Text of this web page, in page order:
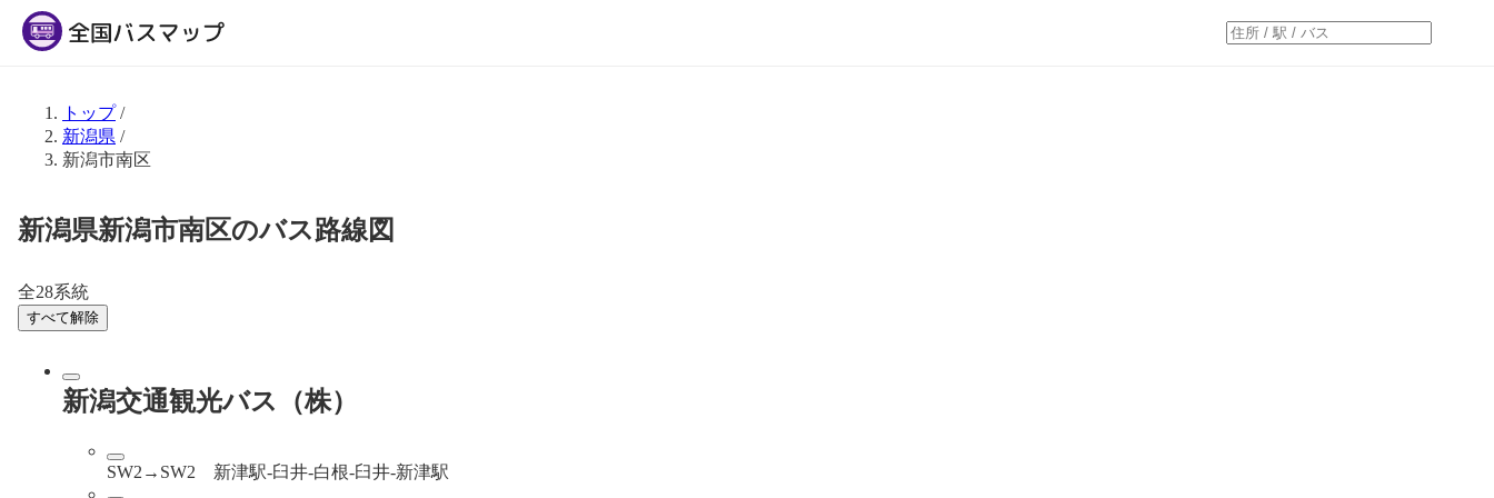
トップ/
新潟県 /
新潟市南区
新潟県新潟市南区のバス路線図
全28系統
すべて解除
新潟交通観光バス（株）
SW2→SW2 新津駅-臼井-白根-臼井-新津駅